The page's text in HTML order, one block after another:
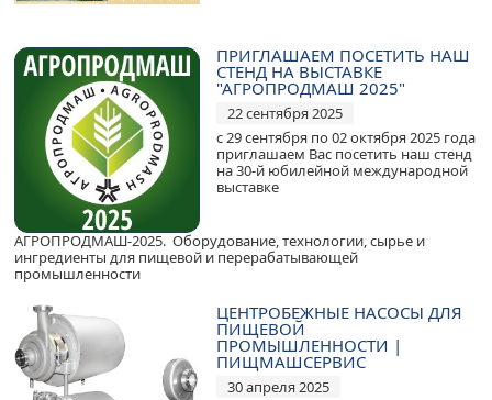
ПРИГЛАШАЕМ ПОСЕТИТЬ НАШ
СТЕНД НА ВЫСТАВКЕ
"АГРОПРОДМАШ 2025"
22 сентября 2025
с 29 сентября по 02 октября 2025 года
приглашаем Вас посетить наш стенд
на 30-й юбилейной международной
выставке
АГРОПРОДМАШ-2025. Оборудование, технологии, сырье и
ингредиенты для пищевой и перерабатывающей
промышленности
ЦЕНТРОБЕЖНЫЕ НАСОСЫ ДЛЯ
ПИЩЕВОЙ
ПРОМЫШЛЕННОСТИ |
ПИЩМАШСЕРВИС
30 апреля 2025